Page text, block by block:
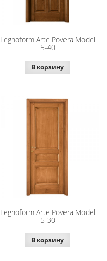
Legnoform Arte Povera Model
5-40
В корзину
Legnoform Arte Povera Model
5-30
В корзину